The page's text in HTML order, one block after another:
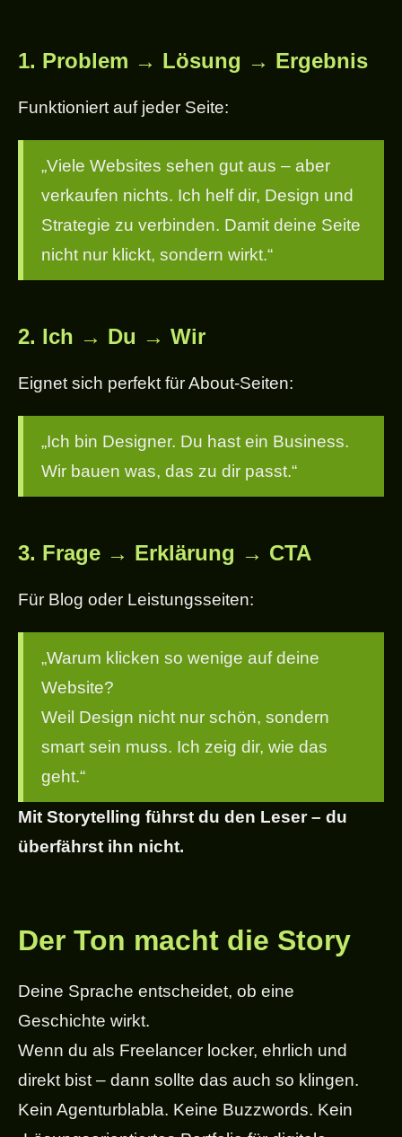
1. Problem → Lösung → Ergebnis
Funktioniert auf jeder Seite:
„Viele Websites sehen gut aus – aber
verkaufen nichts. Ich helf dir, Design und
Strategie zu verbinden. Damit deine Seite
nicht nur klickt, sondern wirkt.“
2. Ich → Du → Wir
Eignet sich perfekt für About-Seiten:
„Ich bin Designer. Du hast ein Business.
Wir bauen was, das zu dir passt.“
3. Frage → Erklärung → CTA
Für Blog oder Leistungsseiten:
„Warum klicken so wenige auf deine
Website?
Weil Design nicht nur schön, sondern
smart sein muss. Ich zeig dir, wie das
geht.“
Mit Storytelling führst du den Leser – du
überfährst ihn nicht.
Der Ton macht die Story
Deine Sprache entscheidet, ob eine
Geschichte wirkt.
Wenn du als Freelancer locker, ehrlich und
direkt bist – dann sollte das auch so klingen.
Kein Agenturblabla. Keine Buzzwords. Kein